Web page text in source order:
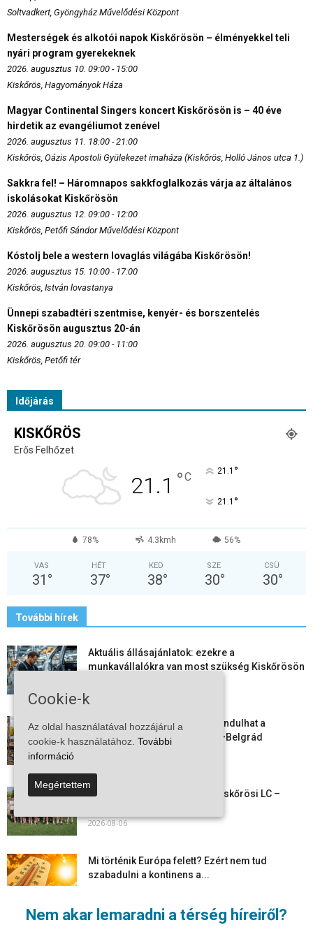
Nem akar lemaradni a térség híreiről?
Soltvadkert, Gyöngyház Művelődési Központ
Mesterségek és alkotói napok Kiskőrösön – élményekkel teli
nyári program gyerekeknek
2026. augusztus 10. 09:00 - 15:00
Kiskőrös, Hagyományok Háza
Magyar Continental Singers koncert Kiskőrösön is – 40 éve
hirdetik az evangéliumot zenével
2026. augusztus 11. 18:00 - 21:00
Kiskőrös, Oázis Apostoli Gyülekezet imaháza (Kiskőrös, Holló János utca 1.)
Sakkra fel! – Háromnapos sakkfoglalkozás várja az általános
iskolásokat Kiskőrösön
2026. augusztus 12. 09:00 - 12:00
Kiskőrös, Petőfi Sándor Művelődési Központ
Kóstolj bele a western lovaglás világába Kiskőrösön!
2026. augusztus 15. 10:00 - 17:00
Kiskőrös, István lovastanya
Ünnepi szabadtéri szentmise, kenyér- és borszentelés
Kiskőrösön augusztus 20-án
2026. augusztus 20. 09:00 - 11:00
Kiskőrös, Petőfi tér
Időjárás
KISKŐRÖS
Erős Felhőzet
21.1 °C 21.1 °
21.1 °
78% 4.3kmh 56%
VAS
31 °
HÉT
37°
KED
38°
SZE
30°
CSÜ
30°
További hírek
Aktuális állásajánlatok: ezekre a
munkavállalókra van most szükség Kiskőrösön
2026-08-07
Vitézy Dávid: már ősszel újraindulhat a
személyszállítás a Budapest–Belgrád
Megkezdte a felkészülést a Kiskőrösi LC –
2026-08-06
Mi történik Európa felett? Ezért nem tud
szabadulni a kontinens a...
Cookie-k
Az oldal használatával hozzájárul a
cookie-k használatához. További
információ
Megértettem